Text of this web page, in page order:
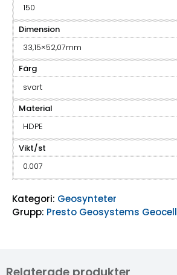
150
Dimension
33,15×52,07mm
Färg
svart
Material
HDPE
Vikt/st
0.007
Kategori: Geosynteter
Grupp: Presto Geosystems Geocell